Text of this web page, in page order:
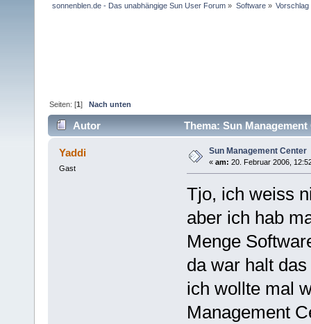
sonnenblen.de - Das unabhängige Sun User Forum » Software» Vorschlag
Seiten: [1]Nach unten
Autor Thema: Sun
Yaddi
Gast
Sun Management Center
« am: 20. Februar 2006,
Tjo, ich weiss
aber ich hab
Menge
da war halt
ich wollte mal
Management